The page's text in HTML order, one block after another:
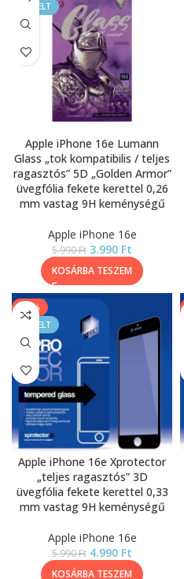
KIEMELT
Apple iPhone 16e Lumann
Glass „tok kompatibilis / teljes
ragasztós” 5D „Golden Armor”
üvegfólia fekete kerettel 0,26
mm vastag 9H keménységű
Apple iPhone 16e
5.990Ft 3.990 Ft
KOSÁRBA TESZEM
-17%
KIEMELT
Apple iPhone 16e Xprotector
„teljes ragasztós” 3D
üvegfólia fekete kerettel 0,33
mm vastag 9H keménységű
Apple iPhone 16e
5.990Ft 4.990 Ft
KOSÁRBA TESZEM